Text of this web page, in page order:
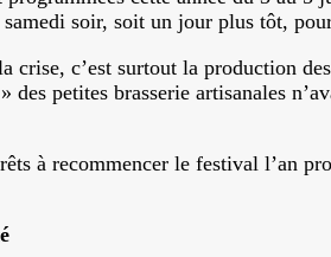
soir, soit un jour plus tôt,
c’est surtout la production
petites brasserie artisanales
à recommencer le festival l’an